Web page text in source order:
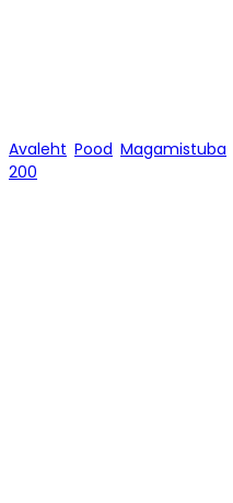
Avaleht Pood Magamistuba
200